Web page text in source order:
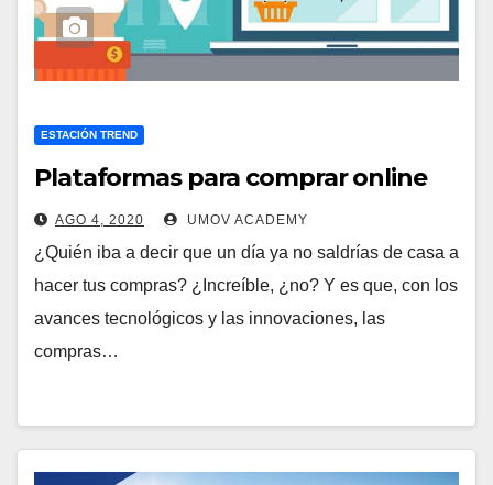
ESTACIÓN TREND
Plataformas para comprar online
AGO 4, 2020 UMOV ACADEMY
¿Quién iba a decir que un día ya no saldrías de casa a
hacer tus compras? ¿Increíble, ¿no? Y es que, con los
avances tecnológicos y las innovaciones, las
compras…